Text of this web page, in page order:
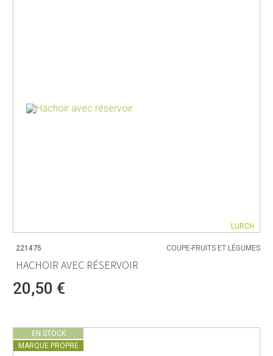
LURCH
221475 COUPE-FRUITS ET LÉGUMES
HACHOIR AVEC RÉSERVOIR
20,50 €
EN STOCK
MARQUE PROPRE